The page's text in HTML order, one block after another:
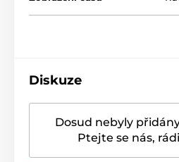
Diskuze
Dosud nebyly
Ptejte se nás,